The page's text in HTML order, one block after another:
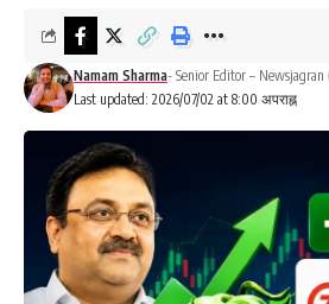
Last updated: 2026/07/02 at 8:00 अपराह्न
Namam Sharma- Senior Editor – Newsjagran